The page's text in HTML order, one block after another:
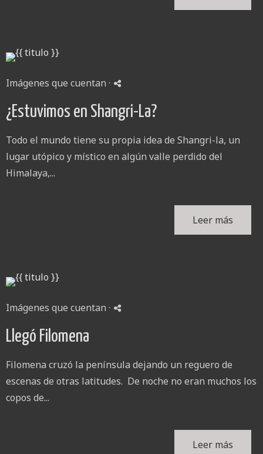
Imágenes que cuentan ·
¿Estuvimos en Shangri-La?
Todo el mundo tiene su propia idea de Shangri-la, un
lugar utópico y místico en algún valle perdido del
Himalaya,...
Leer más
Imágenes que cuentan ·
Llegó Filomena
Filomena cruzó la península dejando un reguero de
escenas de otras latitudes. De noche no eran muchos los
copos de...
Leer más